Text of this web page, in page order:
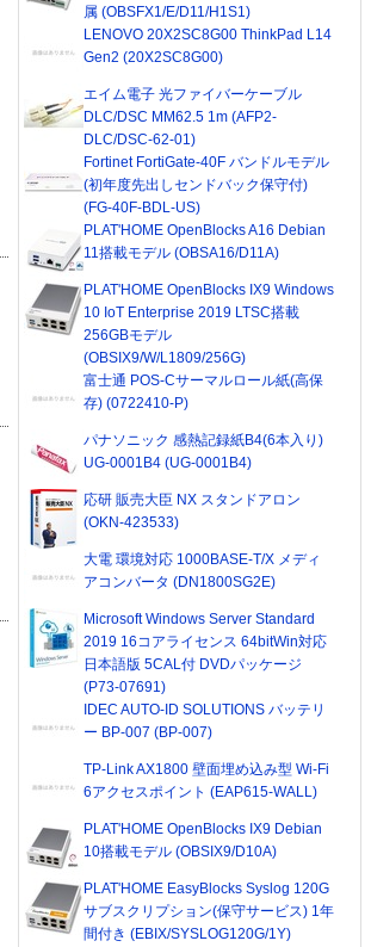
属 (OBSFX1/E/D11/H1S1)
LENOVO 20X2SC8G00 ThinkPad L14
Gen2 (20X2SC8G00)
エイム電子 光ファイバーケーブル
DLC/DSC MM62.5 1m (AFP2-
DLC/DSC-62-01)
Fortinet FortiGate-40F バンドルモデル
(初年度先出しセンドバック保守付)
(FG-40F-BDL-US)
PLAT'HOME OpenBlocks A16 Debian
11搭載モデル (OBSA16/D11A)
PLAT'HOME OpenBlocks IX9 Windows
10 IoT Enterprise 2019 LTSC搭載
256GBモデル
(OBSIX9/W/L1809/256G)
富士通 POS-Cサーマルロール紙(高保
存) (0722410-P)
パナソニック 感熱記録紙B4(6本入り)
UG-0001B4 (UG-0001B4)
応研 販売大臣 NX スタンドアロン
(OKN-423533)
大電 環境対応 1000BASE-T/X メディ
アコンバータ (DN1800SG2E)
Microsoft Windows Server Standard
2019 16コアライセンス 64bitWin対応
日本語版 5CAL付 DVDパッケージ
(P73-07691)
IDEC AUTO-ID SOLUTIONS バッテリ
ー BP-007 (BP-007)
TP-Link AX1800 壁面埋め込み型 Wi-Fi
6アクセスポイント (EAP615-WALL)
PLAT'HOME OpenBlocks IX9 Debian
10搭載モデル (OBSIX9/D10A)
PLAT'HOME EasyBlocks Syslog 120G
サブスクリプション(保守サービス) 1年
間付き (EBIX/SYSLOG120G/1Y)